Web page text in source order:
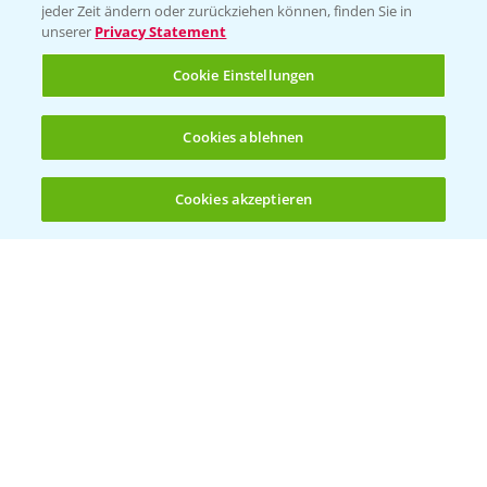
(noch 4)
Sammelstellen und Termine
Kontakt & Notfall
Beratung auf WhatsApp
+49 (0)174 346 564 1
jeder Zeit ändern oder zurückziehen können, finden Sie in
unserer Privacy Statement
Cookie Einstellungen
Cookies ablehnen
Cookies akzeptieren